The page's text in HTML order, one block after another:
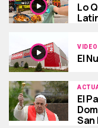
Lo
El
El
San